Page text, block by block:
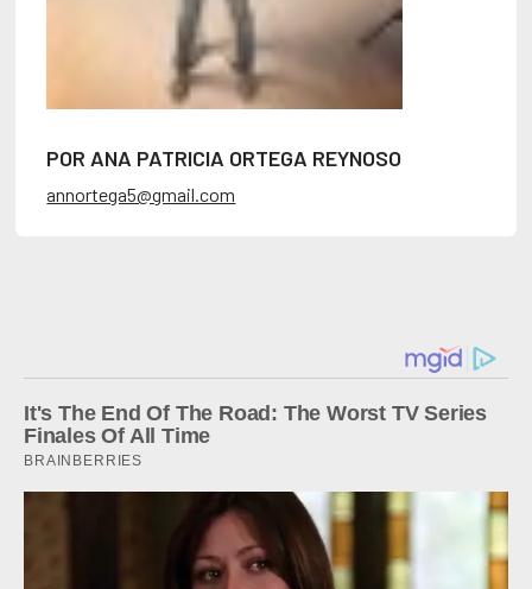
POR ANA PATRICIA ORTEGA REYNOSO
annortega5@gmail.com